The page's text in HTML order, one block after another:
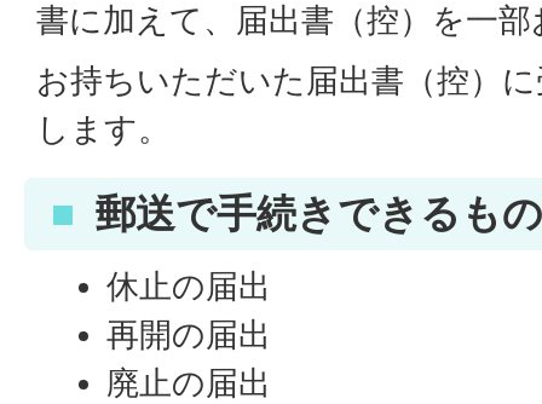
書に加えて、届出書（控）を一
お持ちいただいた届出書（控）
します。
郵送で手続きできるもの
休止の届出
再開の届出
廃止の届出